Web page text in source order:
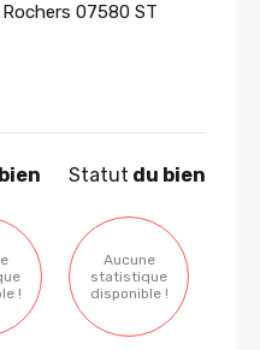
07580 ST
!
Statut du bien
Aucune
statistique
disponible !